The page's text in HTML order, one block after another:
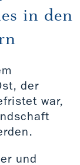
in den
der
war,
und